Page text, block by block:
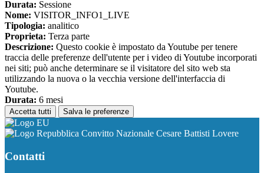
Durata: Sessione
Nome: VISITOR_INFO1_LIVE
Tipologia: analitico
Proprieta: Terza parte
Descrizione: Questo cookie è impostato da Youtube per tenere
traccia delle preferenze dell'utente per i video di Youtube incorporati
nei siti; può anche determinare se il visitatore del sito web sta
utilizzando la nuova o la vecchia versione dell'interfaccia di
Youtube.
Durata: 6 mesi
Accetta tutti Salva le preferenze
Convitto Nazionale Cesare Battisti Lovere
Contatti